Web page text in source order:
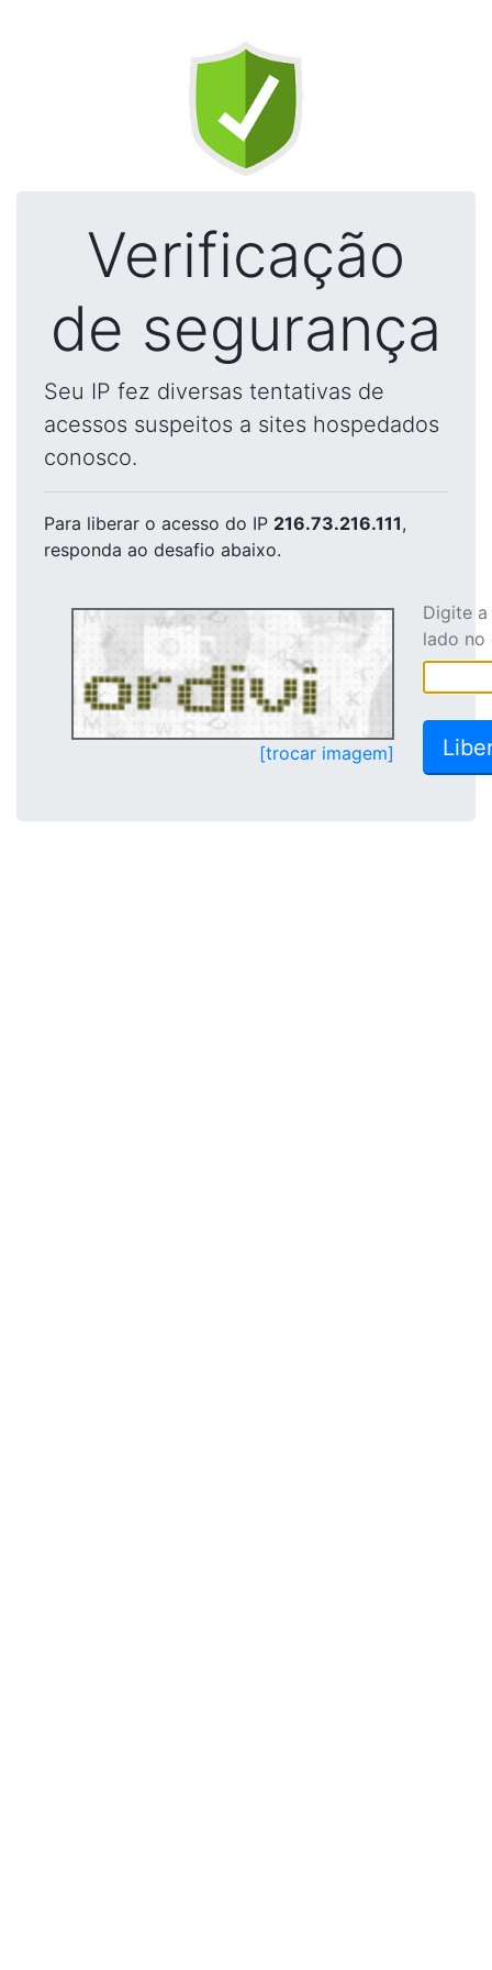
Verificação
de segurança
Seu IP fez diversas tentativas de
acessos suspeitos a sites hospedados
conosco.
Para liberar o acesso do IP 216.73.216.111,
responda ao desafio abaixo.
[trocar imagem]
Digite
lado no